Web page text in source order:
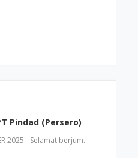
Pindad (Persero)
2025 - Selamat berjum…